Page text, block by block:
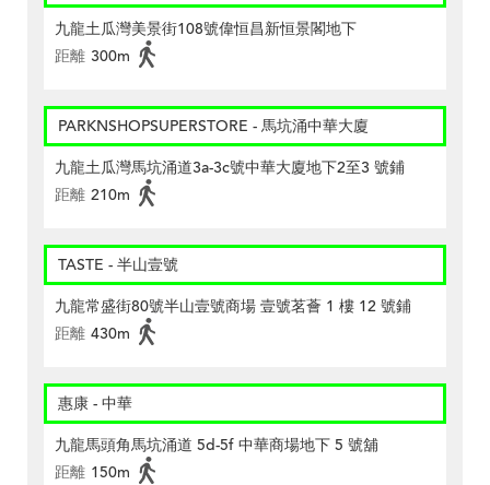
九龍土瓜灣美景街108號偉恒昌新恒景閣地下
距離 300m
PARKNSHOPSUPERSTORE - 馬坑涌中華大廈
九龍土瓜灣馬坑涌道3a-3c號中華大廈地下2至3 號鋪
距離 210m
TASTE - 半山壹號
九龍常盛街80號半山壹號商場 壹號茗薈 1 樓 12 號鋪
距離 430m
惠康 - 中華
九龍馬頭角馬坑涌道 5d-5f 中華商場地下 5 號舖
距離 150m